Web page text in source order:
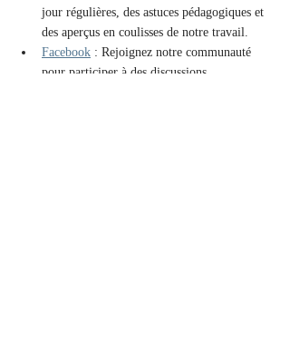
jour régulières, des astuces pédagogiques et
des aperçus en coulisses de notre travail.
Facebook : Rejoignez notre communauté
pour participer à des discussions